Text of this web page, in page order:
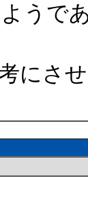
うで
にさ